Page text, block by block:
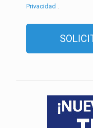
Privacidad